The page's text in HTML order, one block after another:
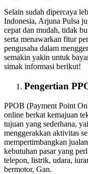
Selain sudah dipercaya
Indonesia, Arjuna Pulsa
cepat dan mudah, tidak
serta menawarkan fitur
pengusaha dalam
semakin yakin untuk
simak informasi berikut!
Pengertian
PPOB (Payment Point
online berkat kemajuan
tujuan yang sederhana,
menggerakkan aktivitas
mempertimbangkan
kebutuhan pasar yang
telepon, listrik, udara,
bermotor, Gan.